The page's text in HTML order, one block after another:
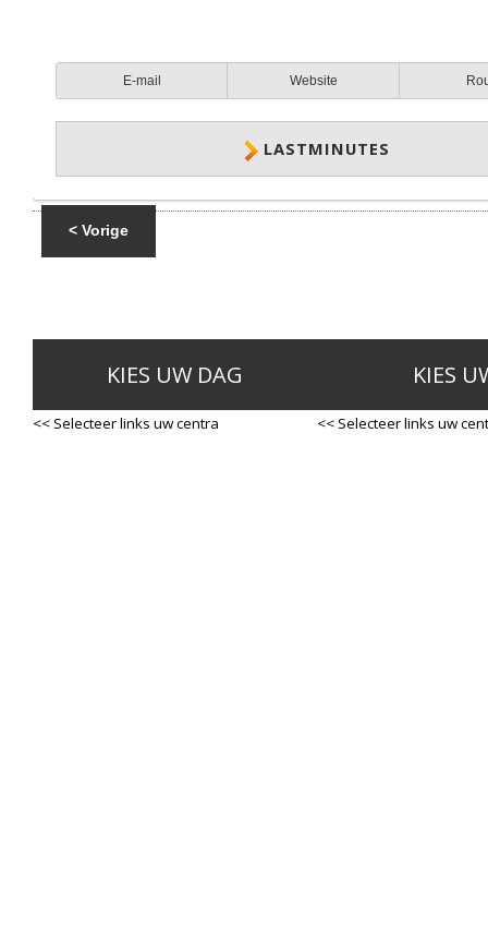
E-mail Website
LASTMINUTES
< Vorige
KIES UW DAG
<< Selecteer links uw centra
KIES
<< Selecteer links uw